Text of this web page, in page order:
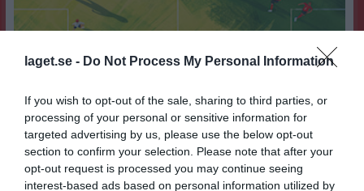
laget.se - Do Not Process My Personal Information
If you wish to opt-out of the sale, sharing to third parties, or
processing of your personal or sensitive information for
targeted advertising by us, please use the below opt-out
section to confirm your selection. Please note that after your
opt-out request is processed you may continue seeing
interest-based ads based on personal information utilized by